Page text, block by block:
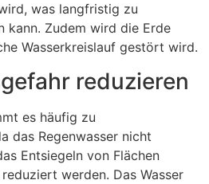
was langfristig zu
kann. Zudem wird die Erde
Wasserkreislauf gestört wird.
reduzieren
es häufig zu
das Regenwasser nicht
Entsiegeln von Flächen
werden. Das Wasser